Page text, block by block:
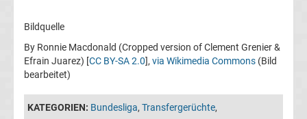
Transferticker
-
Bildquelle
By Ronnie Macdonald (Cropped version of Clement Grenier &
Efrain Juarez) [CC BY-SA 2.0], via Wikimedia Commons (Bild
bearbeitet)
KATEGORIEN: Bundesliga, Transfergerüchte,